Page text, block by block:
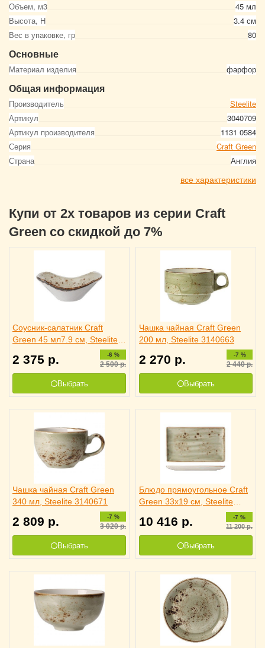
Объем, м3
45 мл
Высота, Н
3.4 см
Вес в упаковке, гр
80
Основные
Материал изделия фарфор
Общая информация
Производитель
Steelite
Артикул
3040709
Артикул производителя
1131 0584
Серия
Craft Green
Страна
Англия
все характеристики
Купи от 2х товаров из серии Craft
Green со скидкой до 7%
Соусник-салатник Craft
Green 45 мл7.9 см, Steelite
2 375 р. -6 %
2 500р.
Выбрать
Чашка чайная Craft Green
200 мл, Steelite 3140663
2 270 р. -7 %
2 440р.
Выбрать
Чашка чайная Craft Green
340 мл, Steelite 3140671
2 809 р. -7 %
3 020р.
Выбрать
Блюдо прямоугольное Craft
Green 33x19 см, Steelite
10 416 р. -7 %
11 200р.
Выбрать